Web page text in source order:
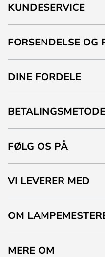
KUNDESERVICE
FORSENDELSE OG
DINE FORDELE
FØLG OS PÅ
VI LEVERER MED
OM
MERE OM